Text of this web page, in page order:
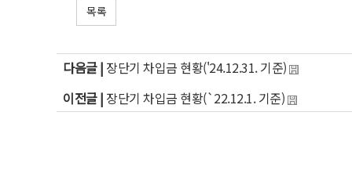
목록
다음글 | 장단기 차입금 현황('24.12.31. 기준)
이전글 | 장단기 차입금 현황(`22.12.1. 기준)